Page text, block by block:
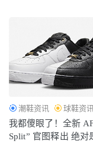
潮鞋资讯 球鞋资讯
我都傻眼了！全新
Split” 官图释出 绝对